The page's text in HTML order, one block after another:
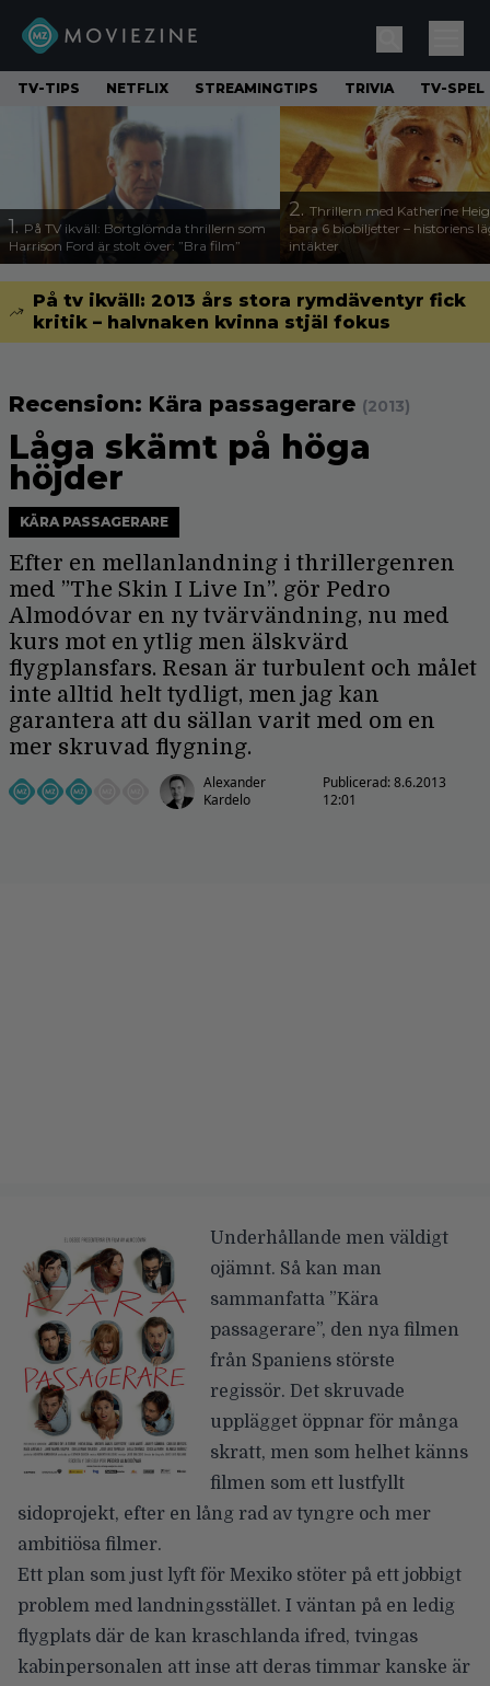
TV-TIPS NETFLIX STREAMINGTIPS TRIVIA TV-SPEL
1. På TV ikväll: Bortglömda thrillern som
Harrison Ford är stolt över: ”Bra film”
2. Thrillern med Katherine
bara 6 biobiljetter – historiens
intäkter
På tv ikväll: 2013 års stora rymdäventyr fick
kritik – halvnaken kvinna stjäl fokus
Recension: Kära passagerare (2013)
Låga skämt på höga
höjder
KÄRA PASSAGERARE
Efter en mellanlandning i thrillergenren
med ”The Skin I Live In”. gör Pedro
Almodóvar en ny tvärvändning, nu med
kurs mot en ytlig men älskvärd
flygplansfars. Resan är turbulent och målet
inte alltid helt tydligt, men jag kan
garantera att du sällan varit med om en
mer skruvad flygning.
Alexander
Kardelo
Publicerad:8.6.2013
12:01
Underhållande men väldigt
ojämnt. Så kan man
sammanfatta ”Kära
passagerare”, den nya filmen
från Spaniens störste
regissör. Det skruvade
upplägget öppnar för många
skratt, men som helhet känns
filmen som ett lustfyllt
sidoprojekt, efter en lång rad av tyngre och mer
ambitiösa filmer.
Ett plan som just lyft för Mexiko stöter på ett jobbigt
problem med landningsstället. I väntan på en ledig
flygplats där de kan kraschlanda ifred, tvingas
kabinpersonalen att inse att deras timmar kanske är